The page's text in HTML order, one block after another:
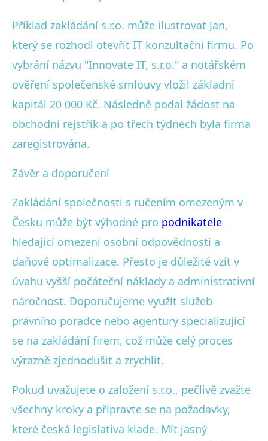
Příklad zakládání s.r.o. může ilustrovat Jan,
který se rozhodl otevřít IT konzultační firmu. Po
vybrání názvu "Innovate IT, s.r.o." a notářském
ověření společenské smlouvy vložil základní
kapitál 20 000 Kč. Následně podal žádost na
obchodní rejstřík a po třech týdnech byla firma
zaregistrována.
Závěr a doporučení
Zakládání společnosti s ručením omezeným v
Česku může být výhodné pro podnikatele
hledající omezení osobní odpovědnosti a
daňové optimalizace. Přesto je důležité vzít v
úvahu vyšší počáteční náklady a administrativní
náročnost. Doporučujeme využít služeb
právního poradce nebo agentury specializující
se na zakládání firem, což může celý proces
výrazně zjednodušit a zrychlit.
Pokud uvažujete o založení s.r.o., pečlivě zvažte
všechny kroky a připravte se na požadavky,
které česká legislativa klade. Mít jasný